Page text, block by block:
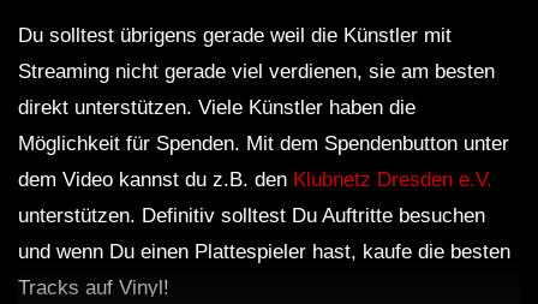
Du solltest übrigens gerade weil die Künstler mit
Streaming nicht gerade viel verdienen, sie am besten
direkt unterstützen. Viele Künstler haben die
Möglichkeit für Spenden. Mit dem Spendenbutton unter
dem Video kannst du z.B. den Klubnetz Dresden e.V.
unterstützen. Definitiv solltest Du Auftritte besuchen
und wenn Du einen Plattespieler hast, kaufe die besten
Tracks auf Vinyl!